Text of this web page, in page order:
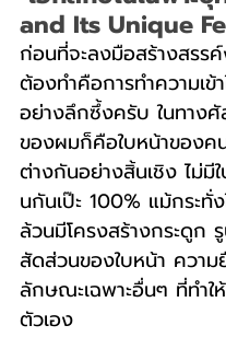
and Its Unique
ก่อนที่จะลงมือสร้างสรร
ต้องทำคือการทำความเข้
อย่างลึกซึ้งครับ ในทาง
ของผมก็คือใบหน้าของค
ต่างกันอย่างสิ้นเชิง ไม่มี
นกันเป๊ะ 100% แม้กระทั่
ล้วนมีโครงสร้างกระดูก
สัดส่วนของใบหน้า ควา
ลักษณะเฉพาะอื่นๆ ที่ทำ
ตัวเอง